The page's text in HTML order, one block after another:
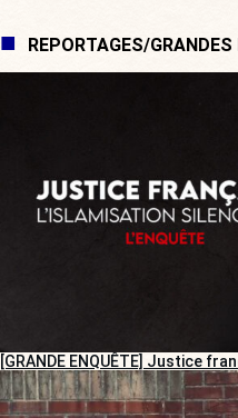
REPORTAGES/GRANDES
[GRANDE ENQUÊTE] Justice